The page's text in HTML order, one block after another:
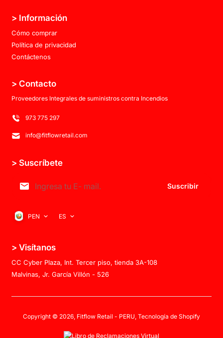
> Información
Cómo comprar
Política de privacidad
Contáctenos
> Contacto
Proveedores Integrales de suministros contra Incendios
973 775 297
info@fitflowretail.com
> Suscríbete
Suscribir
PEN ES
> Visítanos
CC Cyber Plaza, Int. Tercer piso, tienda 3A-108
Malvinas, Jr. García Villón - 526
Copyright © 2026, Fitflow Retail - PERU, Tecnología de Shopify